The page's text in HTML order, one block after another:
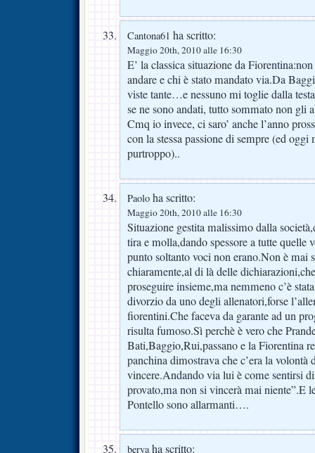
Cantona61 ha scritto:
Maggio 20th, 2010 alle 16:30
E’ la classica situazione da
andare e chi è stato mandato via.Da
viste tante…e nessuno mi toglie dalla
se ne sono andati, tutto sommato non gli
Cmq io invece, ci saro’ anche l’anno
con la stessa passione di sempre (ed
purtroppo)..
Paolo ha scritto:
Maggio 20th, 2010 alle 16:30
Situazione gestita malissimo dalla
tira e molla,dando spessore a tutte quelle
punto soltanto voci non erano.Non è mai
chiaramente,al di là delle
proseguire insieme,ma nemmeno c’è
divorzio da uno degli allenatori,forse
fiorentini.Che faceva da garante ad un
risulta fumoso.Sì perchè è vero che
Bati,Baggio,Rui,passano e la Fiorentina
panchina dimostrava che c’era la
vincere.Andando via lui è come sentirsi
provato,ma non si vincerà mai niente”.E
Pontello sono allarmanti….
bervaha scritto: